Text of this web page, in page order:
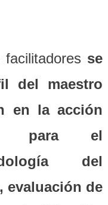
se
del maestro
en la acción
para el
del
evaluación de